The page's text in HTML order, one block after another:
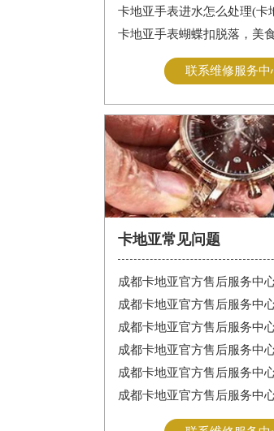
卡地亚手表蝴蝶扣脱落，美
联系维修服务中
卡地亚常见问题